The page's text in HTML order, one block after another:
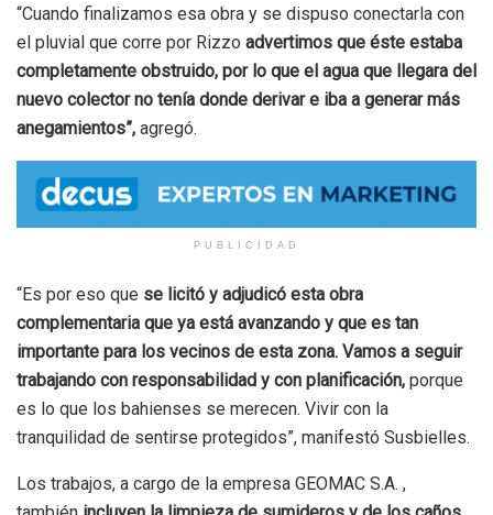
“Cuando finalizamos esa obra y se dispuso conectarla con
el pluvial que corre por Rizzo advertimos que éste estaba
completamente obstruido, por lo que el agua que llegara del
nuevo colector no tenía donde derivar e iba a generar más
anegamientos”, agregó.
PUBLICIDAD
“Es por eso que se licitó y adjudicó esta obra
complementaria que ya está avanzando y que es tan
importante para los vecinos de esta zona. Vamos a seguir
trabajando con responsabilidad y con planificación, porque
es lo que los bahienses se merecen. Vivir con la
tranquilidad de sentirse protegidos”, manifestó Susbielles.
Los trabajos, a cargo de la empresa GEOMAC S.A. ,